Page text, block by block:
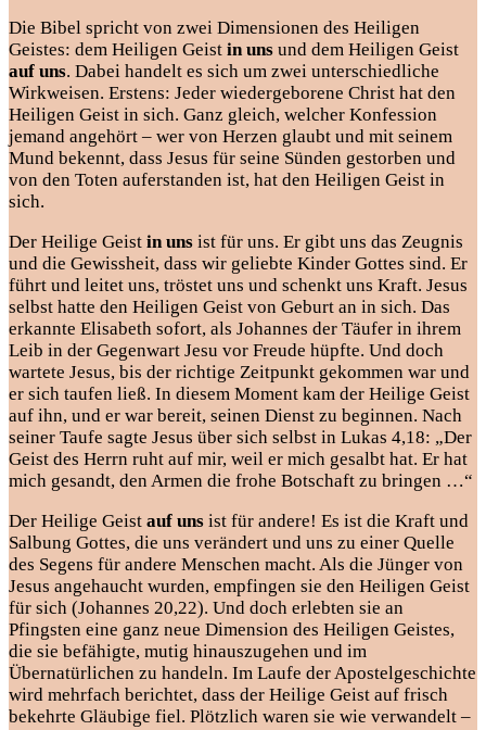
Die Bibel spricht von zwei Dimensionen des Heiligen
Geistes: dem Heiligen Geist in uns und dem Heiligen Geist
auf uns. Dabei handelt es sich um zwei unterschiedliche
Wirkweisen. Erstens: Jeder wiedergeborene Christ hat den
Heiligen Geist in sich. Ganz gleich, welcher Konfession
jemand angehört – wer von Herzen glaubt und mit seinem
Mund bekennt, dass Jesus für seine Sünden gestorben und
von den Toten auferstanden ist, hat den Heiligen Geist in
sich.
Der Heilige Geist in uns ist für uns. Er gibt uns das Zeugnis
und die Gewissheit, dass wir geliebte Kinder Gottes sind. Er
führt und leitet uns, tröstet uns und schenkt uns Kraft. Jesus
selbst hatte den Heiligen Geist von Geburt an in sich. Das
erkannte Elisabeth sofort, als Johannes der Täufer in ihrem
Leib in der Gegenwart Jesu vor Freude hüpfte. Und doch
wartete Jesus, bis der richtige Zeitpunkt gekommen war und
er sich taufen ließ. In diesem Moment kam der Heilige Geist
auf ihn, und er war bereit, seinen Dienst zu beginnen. Nach
seiner Taufe sagte Jesus über sich selbst in Lukas 4,18: „Der
Geist des Herrn ruht auf mir, weil er mich gesalbt hat. Er hat
mich gesandt, den Armen die frohe Botschaft zu bringen …“
Der Heilige Geist auf uns ist für andere! Es ist die Kraft und
Salbung Gottes, die uns verändert und uns zu einer Quelle
des Segens für andere Menschen macht. Als die Jünger von
Jesus angehaucht wurden, empfingen sie den Heiligen Geist
für sich (Johannes 20,22). Und doch erlebten sie an
Pfingsten eine ganz neue Dimension des Heiligen Geistes,
die sie befähigte, mutig hinauszugehen und im
Übernatürlichen zu handeln. Im Laufe der Apostelgeschichte
wird mehrfach berichtet, dass der Heilige Geist auf frisch
bekehrte Gläubige fiel. Plötzlich waren sie wie verwandelt –